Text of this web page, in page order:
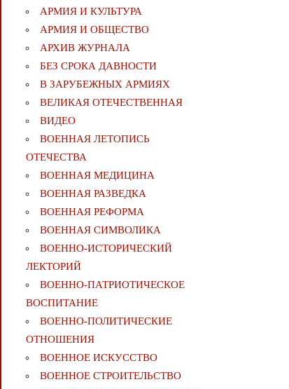
АРМИЯ И КУЛЬТУРА
АРМИЯ И ОБЩЕСТВО
АРХИВ ЖУРНАЛА
БЕЗ СРОКА ДАВНОСТИ
В ЗАРУБЕЖНЫХ АРМИЯХ
ВЕЛИКАЯ ОТЕЧЕСТВЕННАЯ
ВИДЕО
ВОЕННАЯ ЛЕТОПИСЬ
ОТЕЧЕСТВА
ВОЕННАЯ МЕДИЦИНА
ВОЕННАЯ РАЗВЕДКА
ВОЕННАЯ РЕФОРМА
ВОЕННАЯ СИМВОЛИКА
ВОЕННО-ИСТОРИЧЕСКИЙ
ЛЕКТОРИЙ
ВОЕННО-ПАТРИОТИЧЕСКОЕ
ВОСПИТАНИЕ
ВОЕННО-ПОЛИТИЧЕСКИE
ОТНОШЕНИЯ
ВОЕННОЕ ИСКУССТВО
ВОЕННОЕ СТРОИТЕЛЬСТВО